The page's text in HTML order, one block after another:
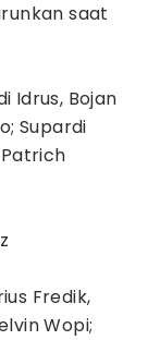
saat
Idrus, Bojan
Supardi
Fredik,
Wopi;